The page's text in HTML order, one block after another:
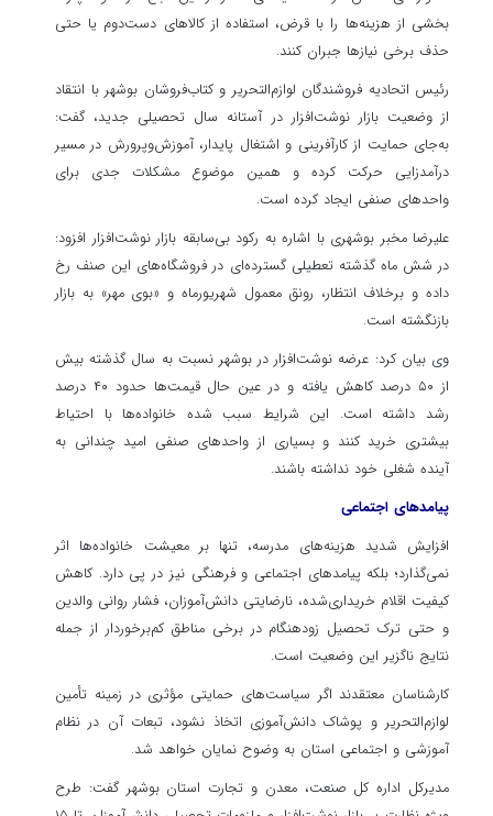
بخشی از هزینه‌ها را با قرض، استفاده از کالاهای دست‌دوم یا حتی
حذف برخی نیازها جبران کنند.
رئیس اتحادیه فروشندگان لوازم‌التحریر و کتاب‌فروشان بوشهر با انتقاد
از وضعیت بازار نوشت‌افزار در آستانه سال تحصیلی جدید، گفت:
به‌جای حمایت از کارآفرینی و اشتغال پایدار، آموزش‌وپرورش در مسیر
درآمدزایی حرکت کرده و همین موضوع مشکلات جدی برای
واحدهای صنفی ایجاد کرده است.
علیرضا مخبر بوشهری با اشاره به رکود بی‌سابقه بازار نوشت‌افزار افزود:
در شش ماه گذشته تعطیلی گسترده‌ای در فروشگاه‌های این صنف رخ
داده و برخلاف انتظار، رونق معمول شهریورماه و «بوی مهر» به بازار
بازنگشته است.
وی بیان کرد: عرضه نوشت‌افزار در بوشهر نسبت به سال گذشته بیش
از ۵۰ درصد کاهش یافته و در عین حال قیمت‌ها حدود ۴۰ درصد
رشد داشته است. این شرایط سبب شده خانواده‌ها با احتیاط
بیشتری خرید کنند و بسیاری از واحدهای صنفی امید چندانی به
آینده شغلی خود نداشته باشند.
پیامدهای اجتماعی
افزایش شدید هزینه‌های مدرسه، تنها بر معیشت خانواده‌ها اثر
نمی‌گذارد؛ بلکه پیامدهای اجتماعی و فرهنگی نیز در پی دارد. کاهش
کیفیت اقلام خریداری‌شده، نارضایتی دانش‌آموزان، فشار روانی والدین
و حتی ترک تحصیل زودهنگام در برخی مناطق کم‌برخوردار از جمله
نتایج ناگزیر این وضعیت است.
کارشناسان معتقدند اگر سیاست‌های حمایتی مؤثری در زمینه تأمین
لوازم‌التحریر و پوشاک دانش‌آموزی اتخاذ نشود، تبعات آن در نظام
آموزشی و اجتماعی استان به وضوح نمایان خواهد شد.
مدیرکل اداره کل صنعت، معدن و تجارت استان بوشهر گفت: طرح